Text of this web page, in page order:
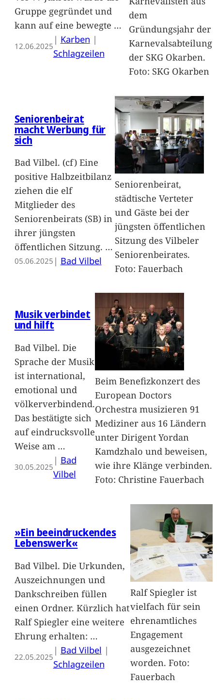
Gruppe gegründet und
kann auf eine bewegte …
12.06.2025
| Karben
Schlagzeilen
dem
Gründungsjahr der
Karnevalsabteilung
der SKG Okarben.
Foto: SKG Okarben
Seniorenbeirat
macht Werbung für
sich
Bad Vilbel. (cf) Eine
positive Halbzeitbilanz
ziehen die elf
Mitglieder des
Seniorenbeirats (SB) in
ihrer jüngsten
öffentlichen Sitzung. …
05.06.2025 | Bad Vilbel
Seniorenbeirat,
städtische Verteter
und Gäste bei der
jüngsten öffentlichen
Sitzung des Vilbeler
Seniorenbeirates.
Foto: Fauerbach
Musik verbindet
und hilft
Bad Vilbel. Die
Sprache der Musik
ist international,
emotional und
völkerverbindend.
Das bestätigte sich
auf eindrucksvolle
Weise am …
30.05.2025
| Bad
Vilbel
Beim Benefizkonzert des
European Doctors
Orchestra musizieren 91
Mediziner aus 16 Ländern
unter Dirigent Yordan
Kamdzhalo und beweisen,
wie ihre Klänge verbinden.
Foto: Christine Fauerbach
»Ein beeindruckendes
Lebenswerk«
Bad Vilbel. Die Urkunden,
Auszeichnungen und
Dankschreiben füllen
einen Ordner. Kürzlich hat
Ralf Spiegler eine weitere
Ehrung erhalten: …
22.05.2025
| Bad Vilbel
Schlagzeilen
Ralf Spiegler ist
vielfach für sein
ehrenamtliches
Engagement
ausgezeichnet
worden. Foto:
Fauerbach